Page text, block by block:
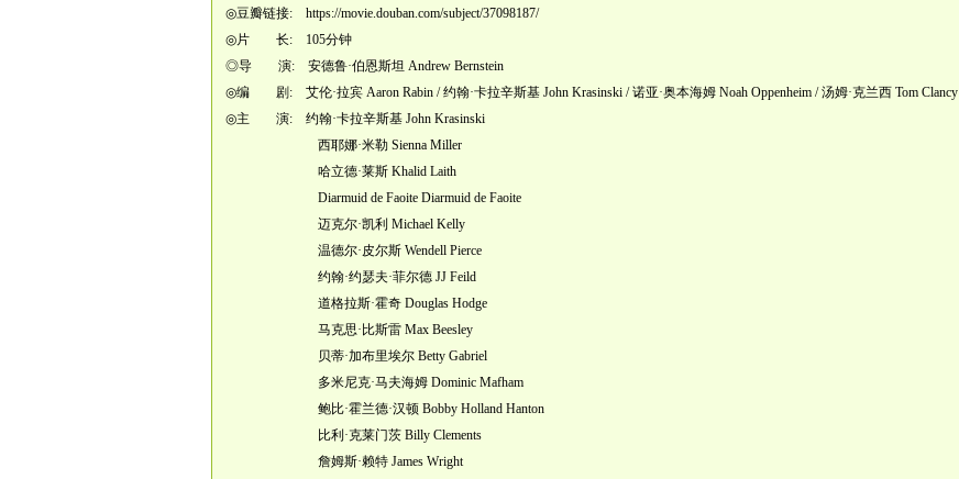
◎豆瓣链接: https://movie.douban.com/subject/37098187/
◎片 长: 105分钟
◎导 演: 安德鲁·伯恩斯坦 Andrew Bernstein
◎编 剧: 艾伦·拉宾 Aaron Rabin / 约翰·卡拉辛斯基 John Krasinski / 诺亚·奥本海姆 Noah Oppenheim / 汤姆·克兰西 Tom Clancy
◎主 演: 约翰·卡拉辛斯基 John Krasinski
西耶娜·米勒 Sienna Miller
哈立德·莱斯 Khalid Laith
Diarmuid de Faoite Diarmuid de Faoite
迈克尔·凯利 Michael Kelly
温德尔·皮尔斯 Wendell Pierce
约翰·约瑟夫·菲尔德 JJ Feild
道格拉斯·霍奇 Douglas Hodge
马克思·比斯雷 Max Beesley
贝蒂·加布里埃尔 Betty Gabriel
多米尼克·马夫海姆 Dominic Mafham
鲍比·霍兰德·汉顿 Bobby Holland Hanton
比利·克莱门茨 Billy Clements
詹姆斯·赖特 James Wright